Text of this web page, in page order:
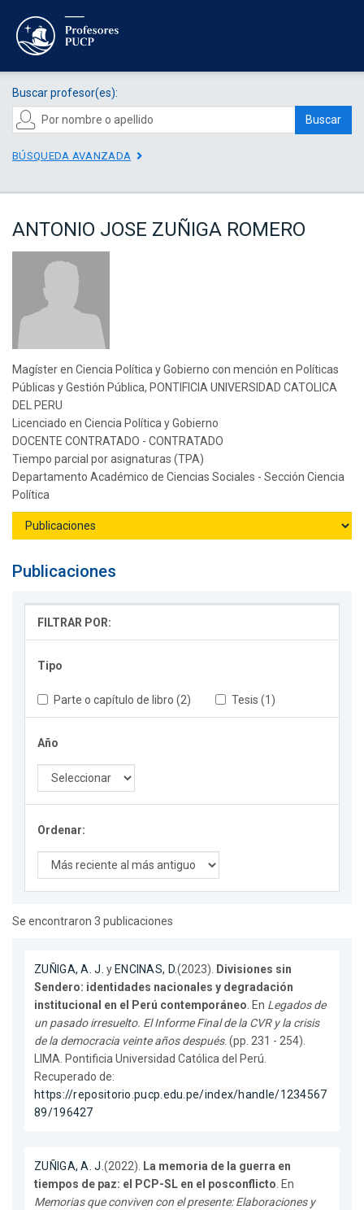
Buscar profesor(es):
Buscar
BÚSQUEDA AVANZADA
ANTONIO JOSE ZUÑIGA ROMERO
Magíster en Ciencia Política y Gobierno con mención en Políticas
Públicas y Gestión Pública, PONTIFICIA UNIVERSIDAD CATOLICA
DEL PERU
Licenciado en Ciencia Política y Gobierno
DOCENTE CONTRATADO - CONTRATADO
Tiempo parcial por asignaturas (TPA)
Departamento Académico de Ciencias Sociales - Sección Ciencia
Política
Publicaciones
FILTRAR POR:
Tipo
Parte o capítulo de libro (2) Tesis (1)
Año
Ordenar:
Se encontraron 3 publicaciones
ZUÑIGA, A. J. y ENCINAS, D.(2023). Divisiones sin
Sendero: identidades nacionales y degradación
institucional en el Perú contemporáneo. En Legados de
un pasado irresuelto. El Informe Final de la CVR y la crisis
de la democracia veinte años después. (pp. 231 - 254).
LIMA. Pontificia Universidad Católica del Perú.
Recuperado de:
https://repositorio.pucp.edu.pe/index/handle/1234567
89/196427
ZUÑIGA, A. J.(2022). La memoria de la guerra en
tiempos de paz: el PCP-SL en el posconflicto. En
Memorias que conviven con el presente: Elaboraciones y